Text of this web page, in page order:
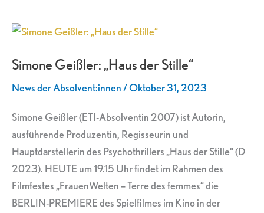
Simone Geißler: „Haus der Stille“
News der Absolvent:innen/Oktober 31, 2023
Simone Geißler (ETI-Absolventin 2007) ist Autorin,
ausführende Produzentin, Regisseurin und
Hauptdarstellerin des Psychothrillers „Haus der Stille“ (D
2023). HEUTE um 19.15 Uhr findet im Rahmen des
Filmfestes „FrauenWelten – Terre des femmes“ die
BERLIN-PREMIERE des Spielfilmes im Kino in der
Simone
„Haus